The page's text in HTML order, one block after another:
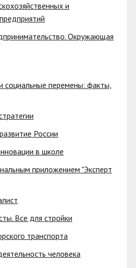
и
Окружающая
социальные перемены: факты,
России
в школе
приложением "Эксперт
Все для стройки
транспорта
человека